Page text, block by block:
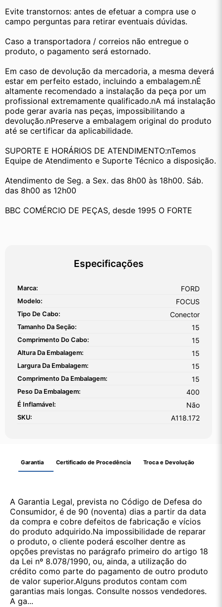
Evite transtornos: antes de efetuar a compra use o
campo perguntas para retirar eventuais dúvidas.
Caso a transportadora / correios não entregue o
produto, o pagamento será estornado.
Em caso de devolução da mercadoria, a mesma deverá
estar em perfeito estado, incluindo a embalagem.nÉ
altamente recomendado a instalação da peça por um
profissional extremamente qualificado.nA má instalação
pode gerar avaria nas peças, impossibilitando a
devolução.nPreserve a embalagem original do produto
até se certificar da aplicabilidade.
SUPORTE E HORÁRIOS DE ATENDIMENTO:nTemos
Equipe de Atendimento e Suporte Técnico a disposição.
Atendimento de Seg. a Sex. das 8h00 às 18h00. Sáb.
das 8h00 as 12h00
BBC COMÉRCIO DE PEÇAS, desde 1995 O FORTE
Especificações
Marca: FORD
Modelo: FOCUS
Tipo De Cabo: Conector
Tamanho Da Seção: 15
Comprimento Do Cabo: 15
Altura Da Embalagem: 15
Largura Da Embalagem: 15
Comprimento Da Embalagem: 15
Peso Da Embalagem: 400
É Inflamável: Não
SKU: A118.172
Garantia Certificado de Procedência Troca e Devolução
A Garantia Legal, prevista no Código de Defesa do
Consumidor, é de 90 (noventa) dias a partir da data
da compra e cobre defeitos de fabricação e vícios
do produto adquirido.Na impossibilidade de reparar
o produto, o cliente poderá escolher dentre as
opções previstas no parágrafo primeiro do artigo 18
da Lei nº 8.078/1990, ou, ainda, a utilização do
crédito como parte do pagamento de outro produto
de valor superior.Alguns produtos contam com
garantias mais longas. Consulte nossos vendedores.
A ga...